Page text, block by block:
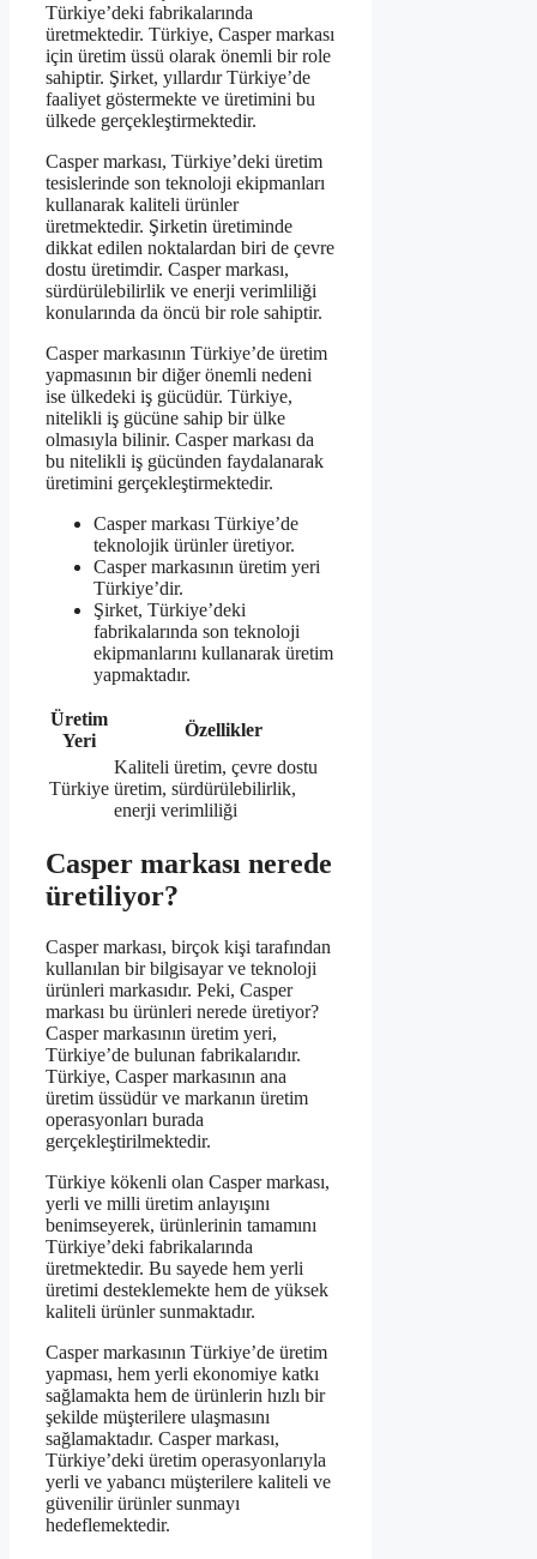
Türkiye’deki fabrikalarında
üretmektedir. Türkiye, Casper markası
için üretim üssü olarak önemli bir role
sahiptir. Şirket, yıllardır Türkiye’de
faaliyet göstermekte ve üretimini bu
ülkede gerçekleştirmektedir.
Casper markası, Türkiye’deki üretim
tesislerinde son teknoloji ekipmanları
kullanarak kaliteli ürünler
üretmektedir. Şirketin üretiminde
dikkat edilen noktalardan biri de çevre
dostu üretimdir. Casper markası,
sürdürülebilirlik ve enerji verimliliği
konularında da öncü bir role sahiptir.
Casper markasının Türkiye’de üretim
yapmasının bir diğer önemli nedeni
ise ülkedeki iş gücüdür. Türkiye,
nitelikli iş gücüne sahip bir ülke
olmasıyla bilinir. Casper markası da
bu nitelikli iş gücünden faydalanarak
üretimini gerçekleştirmektedir.
Casper markası Türkiye’de
teknolojik ürünler üretiyor.
Casper markasının üretim yeri
Türkiye’dir.
Şirket, Türkiye’deki
fabrikalarında son teknoloji
ekipmanlarını kullanarak üretim
yapmaktadır.
Üretim
Yeri
Özellikler
Türkiye
Kaliteli üretim, çevre dostu
üretim, sürdürülebilirlik,
enerji verimliliği
Casper markası nerede
üretiliyor?
Casper markası, birçok kişi tarafından
kullanılan bir bilgisayar ve teknoloji
ürünleri markasıdır. Peki, Casper
markası bu ürünleri nerede üretiyor?
Casper markasının üretim yeri,
Türkiye’de bulunan fabrikalarıdır.
Türkiye, Casper markasının ana
üretim üssüdür ve markanın üretim
operasyonları burada
gerçekleştirilmektedir.
Türkiye kökenli olan Casper markası,
yerli ve milli üretim anlayışını
benimseyerek, ürünlerinin tamamını
Türkiye’deki fabrikalarında
üretmektedir. Bu sayede hem yerli
üretimi desteklemekte hem de yüksek
kaliteli ürünler sunmaktadır.
Casper markasının Türkiye’de üretim
yapması, hem yerli ekonomiye katkı
sağlamakta hem de ürünlerin hızlı bir
şekilde müşterilere ulaşmasını
sağlamaktadır. Casper markası,
Türkiye’deki üretim operasyonlarıyla
yerli ve yabancı müşterilere kaliteli ve
güvenilir ürünler sunmayı
hedeflemektedir.